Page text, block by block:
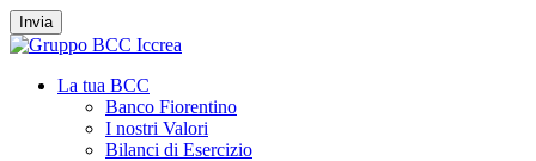
Invia
La tua BCC
Banco Fiorentino
I nostri Valori
Bilanci di Esercizio